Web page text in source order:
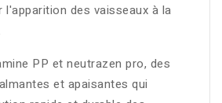
l'apparition des vaisseaux à la
PP et neutrazen pro, des
et apaisantes qui